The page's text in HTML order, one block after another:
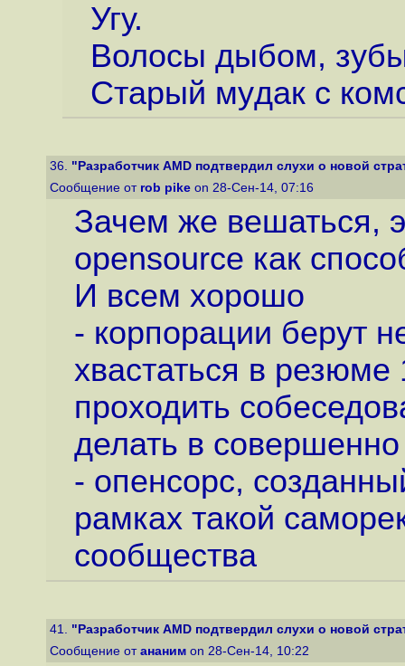
Угу.
Волосы дыбом,
Старый мyдaк с
36. "Разработчик AMD подтвердил слухи о новой
Сообщение от rob pike on 28-Сен-14, 07:16
Зачем же вешаться,
opensource как
И всем хорошо
- корпорации берут
хвастаться в
проходить
делать в
- опенсорс,
рамках такой
сообщества
41. "Разработчик AMD подтвердил слухи о новой
Сообщение от ананим on 28-Сен-14, 10:22